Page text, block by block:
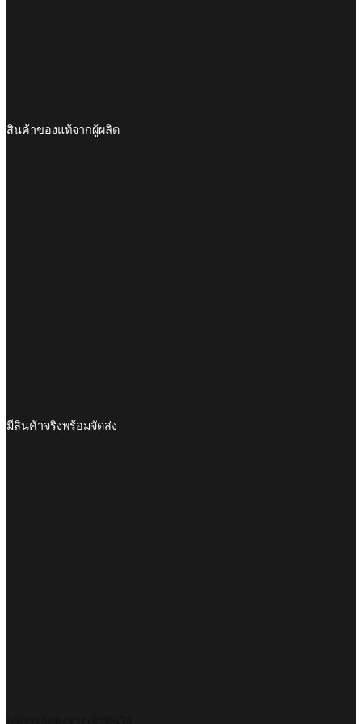
สินค้าของแท้จากผู้ผลิต
มีสินค้าจริงพร้อมจัดส่ง